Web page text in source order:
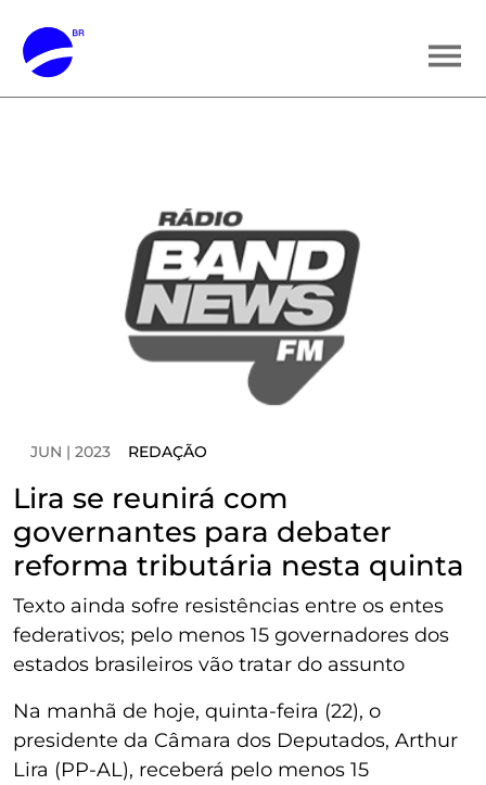
JUN | 2023 REDAÇÃO
Lira se reunirá com
governantes para debater
reforma tributária nesta quinta
Texto ainda sofre resistências entre os entes
federativos; pelo menos 15 governadores dos
estados brasileiros vão tratar do assunto
Na manhã de hoje, quinta-feira (22), o
presidente da Câmara dos Deputados, Arthur
Lira (PP-AL), receberá pelo menos 15